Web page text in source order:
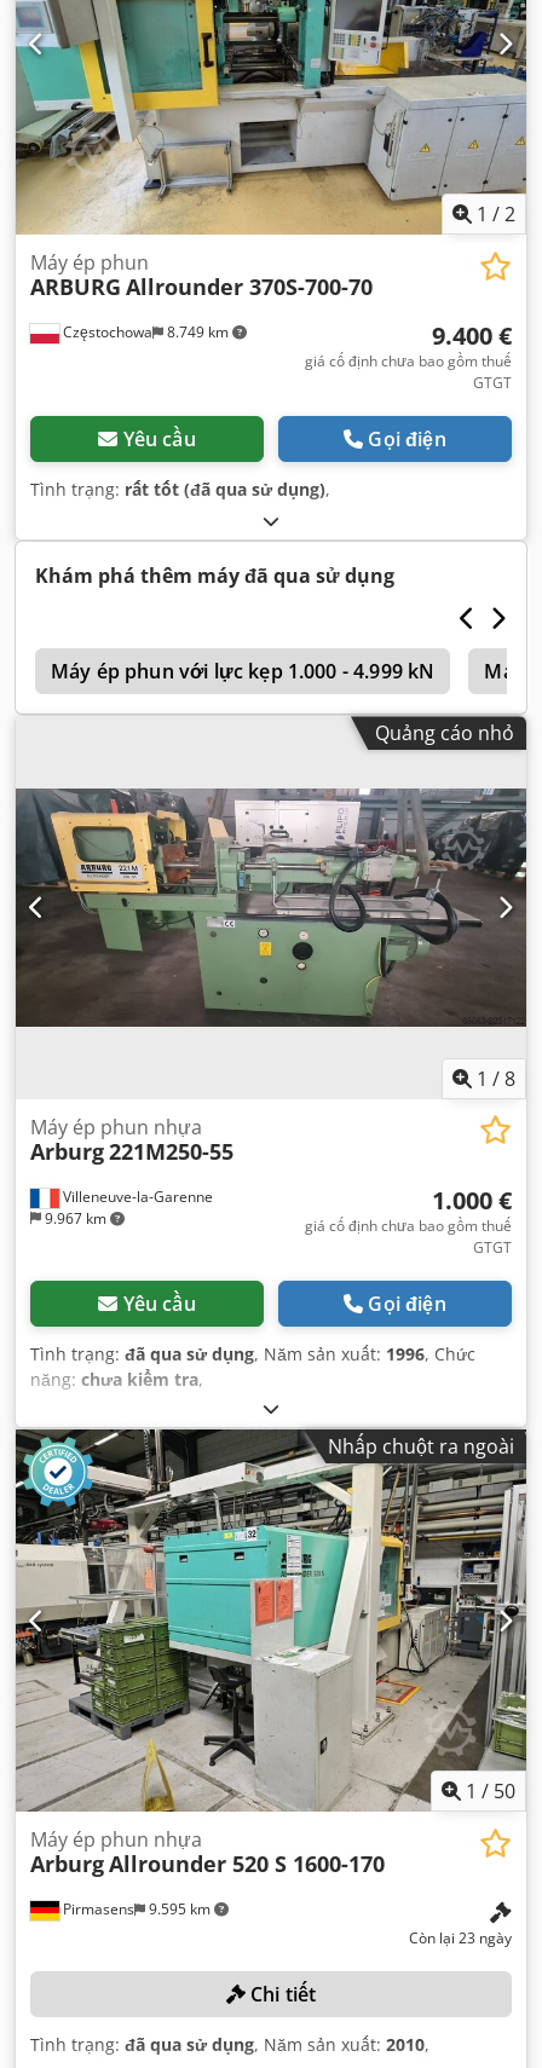
1 /2
Częstochowa 8.749 km
Máy ép phun
ARBURG Allrounder 370S-700-70
9.400 €
giá cố định chưa bao gồm thuế
GTGT
Yêu cầu Gọi điện
Tình trạng: rất tốt (đã qua sử dụng),
Khám phá thêm máy đã qua sử dụng
Máy ép phun với lực kẹp 1.000 - 4.999 kN Máy
Quảng cáo nhỏ
1 /8
Villeneuve-la-Garenne
9.967 km
Máy ép phun nhựa
Arburg221M250-55
1.000 €
giá cố định chưa bao gồm thuế
GTGT
Yêu cầu Gọi điện
Tình trạng: đã qua sử dụng, Năm sản xuất: 1996, Chức
năng: chưa kiểm tra,
Nhấp chuột ra ngoài
1 / 50
Pirmasens 9.595 km
Máy ép phun nhựa
ArburgAllrounder 520 S 1600-170
Còn lại 23 ngày
Chi tiết
Tình trạng: đã qua sử dụng, Năm sản xuất: 2010,